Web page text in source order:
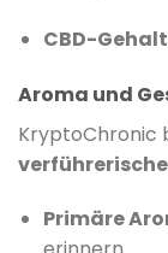
CBD-
Aroma und
KryptoChronic
Primäre